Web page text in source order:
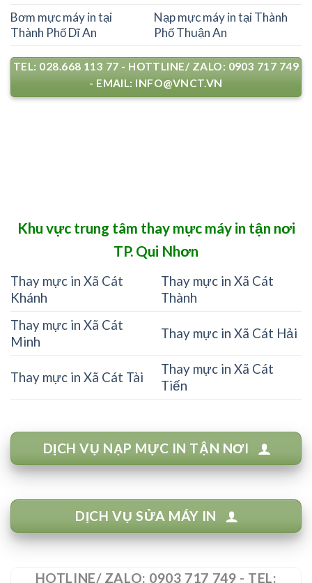
Bơm mực máy in tại
Thành Phố Dĩ An
Nạp mực máy in tại Thành
Phố Thuận An
TEL: 028.668 113 77 - HOTTLINE/ ZALO: 0903 717 749
- EMAIL: INFO@VNCT.VN
Khu vực trung tâm thay mực máy in tận nơi
TP. Qui Nhơn
Thay mực in Xã Cát
Khánh
Thay mực in Xã Cát
Thành
Thay mực in Xã Cát
Minh
Thay mực in Xã Cát Hải
Thay mực in Xã Cát Tài
Thay mực in Xã Cát
Tiến
DỊCH VỤ NẠP MỰC IN TẬN NƠI
DỊCH VỤ SỬA MÁY IN
HOTLINE/ ZALO: 0903 717 749 - TEL: